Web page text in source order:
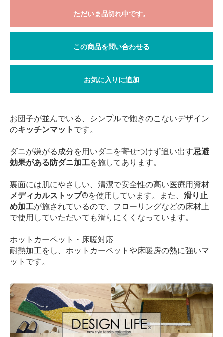
ただいま品切れ中です。
この商品を問い合わせる
お気に入りに追加
お団子が並んでいる、シンプルで飽きのこないデザイン
のキッチンマット です。
ダニが嫌がる成分を用いダニを寄せつけず追い出す忌避
効果がある防ダニ加工を施してあります。
裏面には肌にやさしい、清潔で安全性の高い医療用資材
メディカルストップ®を使用しています。また、 滑り止
め加工が施されているので、フローリングなどの床材上
で使用していただいても滑りにくくなっています。
ホットカーペット・床暖対応
耐熱加工をし、ホットカーペットや床暖房の熱に強いマ
ットです。